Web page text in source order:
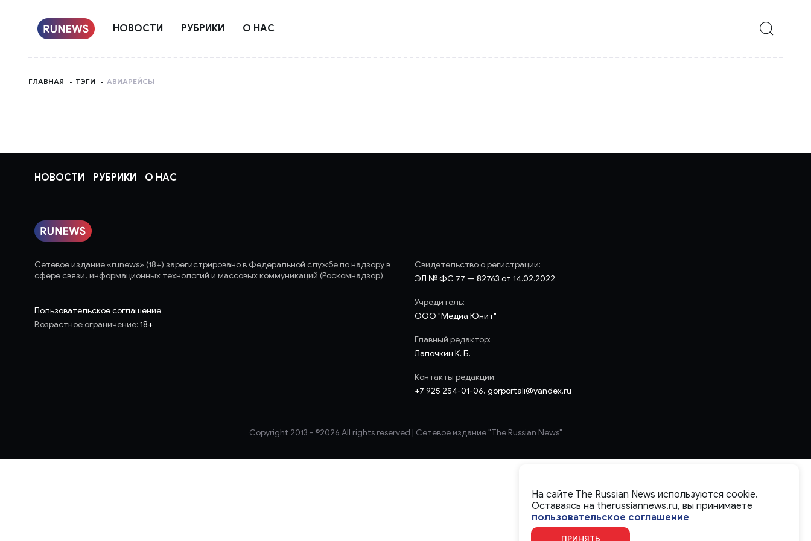
НОВОСТИ РУБРИКИ О НАС
ГЛАВНАЯ ТЭГИ АВИАРЕЙСЫ
НОВОСТИ РУБРИКИ О НАС
Сетевое издание «runews» (18+) зарегистрировано в Федеральной службе по надзору в
сфере связи, информационных технологий и массовых коммуникаций (Роскомнадзор)
Пользовательское соглашение
Возрастное ограничение: 18+
Свидетельство о регистрации:
ЭЛ № ФС 77 — 82763 от 14.02.2022
Учредитель:
ООО "Медиа Юнит"
Главный редактор:
Лапочкин К. Б.
Контакты редакции:
+7 925 254-01-06, gorportali@yandex.ru
Copyright 2013 - ©2026 All rights reserved | Сетевое издание "The Russian News"
На сайте The Russian News используются cookie.
Оставаясь на therussiannews.ru, вы принимаете
пользовательское соглашение
ПРИНЯТЬ